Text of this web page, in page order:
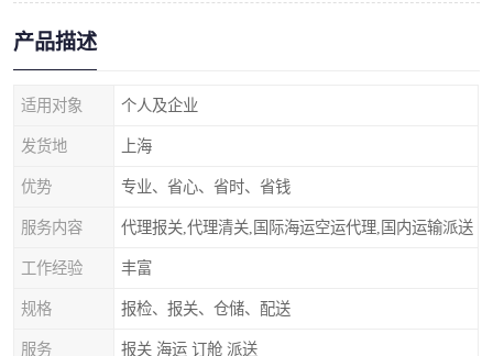
产品描述
适用对象 个人及企业
发货地 上海
优势 专业、省心、省时、省钱
服务内容 代理报关,代理清关,国际海运空运代理,国内运输派送
工作经验 丰富
规格 报检、报关、仓储、配送
服务 报关 海运 订舱 派送